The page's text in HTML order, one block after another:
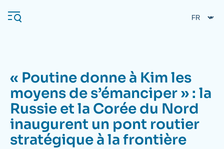
au
contenu
Navigation
principale
L'Ifri
Analyses
« Poutine donne à Kim les
moyens de s’émanciper » : la
Russie et la Corée du Nord
inaugurent un pont routier
stratégique à la frontière